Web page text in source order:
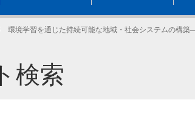
環境学習を通じた持続可能な地域・社会システムの構築
検索